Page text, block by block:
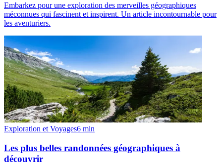
Embarkez pour une exploration des merveilles géographiques
méconnues qui fascinent et inspirent. Un article incontournable pour
les aventuriers.
Exploration et Voyages6 min
Les plus belles randonnées géographiques à
découvrir